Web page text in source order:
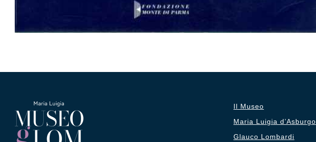
Il Museo
Maria Luigia d’Asburgo
Glauco Lombardi